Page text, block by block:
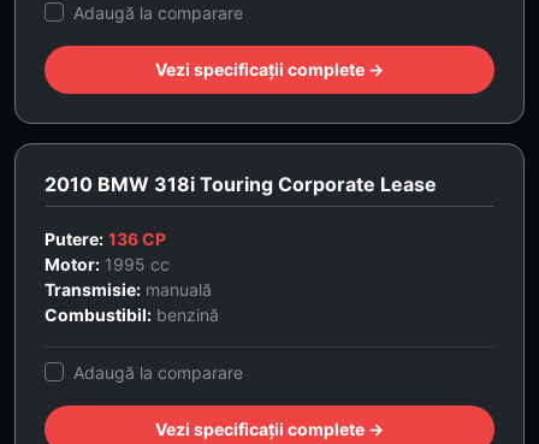
Adaugă la comparare
Vezi specificații complete →
2010 BMW 318i Touring Corporate Lease
Putere: 136 CP
Motor: 1995 cc
Transmisie: manuală
Combustibil: benzină
Adaugă la comparare
Vezi specificații complete →